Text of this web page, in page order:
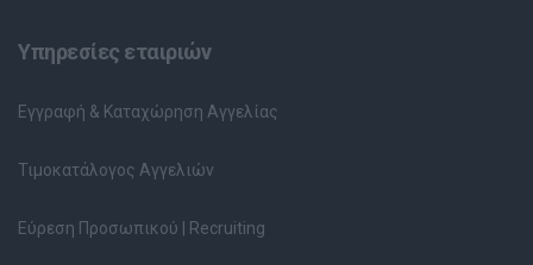
Υπηρεσίες εταιριών
Εγγραφή & Καταχώρηση Αγγελίας
Τιμοκατάλογος Αγγελιών
Εύρεση Προσωπικού | Recruiting